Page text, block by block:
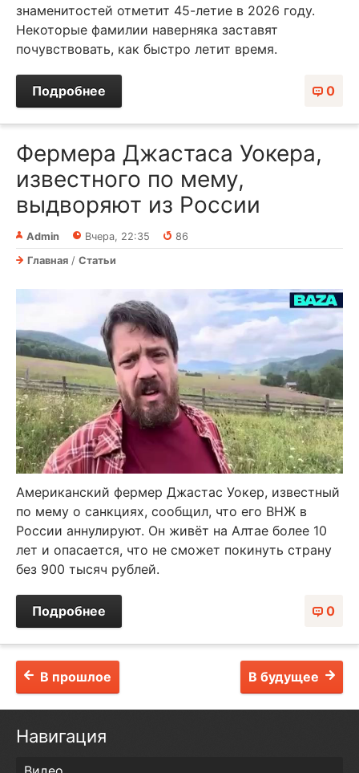
знаменитостей отметит 45-летие в 2026 году.
Некоторые фамилии наверняка заставят
почувствовать, как быстро летит время.
0
Подробнее
Фермера Джастаса Уокера,
известного по мему,
выдворяют из России
Admin Вчера, 22:35
86
Главная / Статьи
Американский фермер Джастас Уокер, известный
по мему о санкциях, сообщил, что его ВНЖ в
России аннулируют. Он живёт на Алтае более 10
лет и опасается, что не сможет покинуть страну
без 900 тысяч рублей.
0
Подробнее
В будущее
В прошлое
Навигация